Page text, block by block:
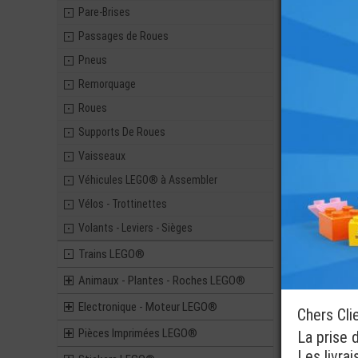
Pare-Brises
Passages de Roues
Pneus
Remorquage
Roues
Supports De Roues
Vaisseaux
Véhicules LEGO® à Assembler
Vélos - Trottinettes
Volants - Leviers - Sièges
Trains LEGO®
Animaux - Plantes - Roches LEGO®
Electronique - Moteur LEGO®
Pièces Imprimées LEGO®
CÔTÉ
0,29
Chers
La prise